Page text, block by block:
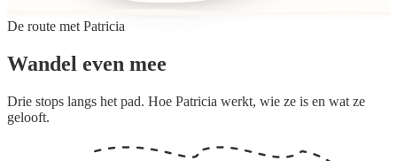
De route met Patricia
Wandel even mee
Drie stops langs het pad. Hoe Patricia werkt, wie ze is en wat ze
gelooft.